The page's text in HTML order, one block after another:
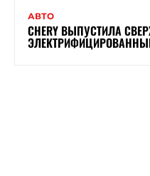
АВТО
CHERY ВЫПУСТИЛА